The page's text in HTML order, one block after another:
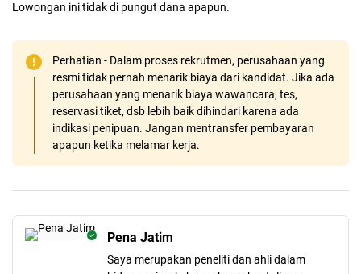
Lowongan ini tidak di pungut dana apapun.
Perhatian - Dalam proses rekrutmen, perusahaan yang
resmi tidak pernah menarik biaya dari kandidat. Jika ada
perusahaan yang menarik biaya wawancara, tes,
reservasi tiket, dsb lebih baik dihindari karena ada
indikasi penipuan. Jangan mentransfer pembayaran
apapun ketika melamar kerja.
Pena Jatim
Saya merupakan peneliti dan ahli dalam